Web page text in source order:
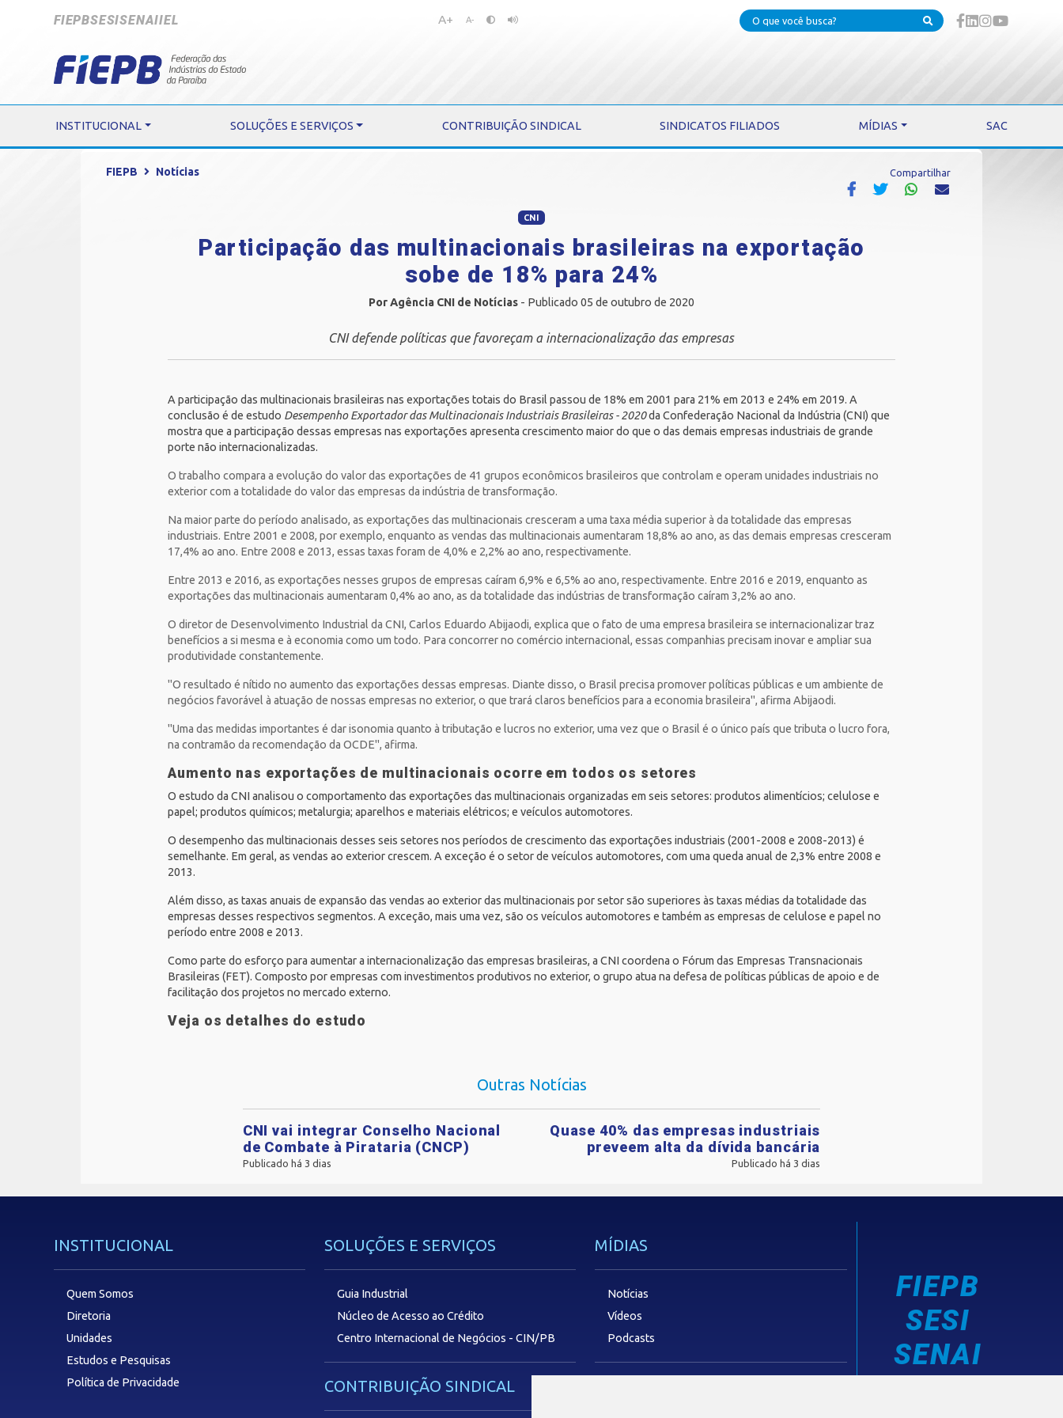
FIEPBSESISENAIIEL
Pular
Pular
A+ A-
INSTITUCIONAL SOLUÇÕES E SERVIÇOS CONTRIBUIÇÃO SINDICAL SINDICATOS FILIADOS MÍDIAS SAC
FIEPB Notícias Compartilhar
CNI
Participação das multinacionais brasileiras na exportação
sobe de 18% para 24%
Por Agência CNI de Notícias- Publicado 05 de outubro de 2020
CNI defende políticas que favoreçam a internacionalização das empresas
A participação das multinacionais brasileiras nas exportações totais do Brasil passou de 18% em 2001 para 21% em 2013 e 24% em 2019. A
conclusão é de estudo Desempenho Exportador das Multinacionais Industriais Brasileiras - 2020daConfederação Nacional da Indústria (CNI) que
mostra que a participação dessas empresas nas exportações apresenta crescimento maior do que o das demais empresas industriais de grande
porte não internacionalizadas.
O trabalho compara a evolução do valor das exportações de 41 grupos econômicos brasileiros que controlam e operam unidades industriais no
exterior com a totalidade do valor das empresas da indústria de transformação.
Na maior parte do período analisado, as exportações das multinacionais cresceram a uma taxa média superior à da totalidade das empresas
industriais. Entre 2001 e 2008, por exemplo, enquanto as vendas das multinacionais aumentaram 18,8% ao ano, as das demais empresas cresceram
17,4% ao ano. Entre 2008 e 2013, essas taxas foram de 4,0% e 2,2% ao ano, respectivamente.
Entre 2013 e 2016, as exportações nesses grupos de empresas caíram 6,9% e 6,5% ao ano, respectivamente. Entre 2016 e 2019, enquanto as
exportações das multinacionais aumentaram 0,4% ao ano, as da totalidade das indústrias de transformação caíram 3,2% ao ano.
O diretor de Desenvolvimento Industrial da CNI, Carlos Eduardo Abijaodi, explica que o fato de uma empresa brasileira se internacionalizar traz
benefícios a si mesma e à economia como um todo. Para concorrer no comércio internacional, essas companhias precisam inovar e ampliar sua
produtividade constantemente.
"O resultado é nítido no aumento das exportações dessas empresas. Diante disso, o Brasil precisa promover políticas públicas e um ambiente de
negócios favorável à atuação de nossas empresas no exterior, o que trará claros benefícios para a economia brasileira", afirma Abijaodi.
"Uma das medidas importantes é dar isonomia quanto à tributação e lucros no exterior, uma vez que o Brasil é o único país que tributa o lucro fora,
na contramão da recomendação da OCDE", afirma.
Aumento nas exportações de multinacionais ocorre em todos os setores
O estudo da CNI analisou o comportamento das exportações das multinacionais organizadas em seis setores: produtos alimentícios; celulose e
papel; produtos químicos; metalurgia; aparelhos e materiais elétricos; e veículos automotores.
O desempenho das multinacionais desses seis setores nos períodos de crescimento das exportações industriais (2001-2008 e 2008-2013) é
semelhante. Em geral, as vendas ao exterior crescem. A exceção é o setor de veículos automotores, com uma queda anual de 2,3% entre 2008 e
2013.
Além disso, as taxas anuais de expansão das vendas ao exterior das multinacionais por setor são superiores às taxas médias da totalidade das
empresas desses respectivos segmentos. A exceção, mais uma vez, são os veículos automotores e também as empresas de celulose e papel no
período entre 2008 e 2013.
Como parte do esforço para aumentar a internacionalização das empresas brasileiras, a CNI coordena o Fórum das Empresas Transnacionais
Brasileiras (FET). Composto por empresas com investimentos produtivos no exterior, o grupo atua na defesa de políticas públicas de apoio e de
facilitação dos projetos no mercado externo.
Veja os detalhes do estudo
Outras Notícias
CNI vai integrar Conselho Nacional
de Combate à Pirataria (CNCP)
Publicado há 3 dias
Quase 40% das empresas industriais
preveem alta da dívida bancária
Publicado há 3 dias
INSTITUCIONAL
Quem Somos
Diretoria
Unidades
Estudos e Pesquisas
Política de Privacidade
SOLUÇÕES E SERVIÇOS
Guia Industrial
Núcleo de Acesso ao Crédito
Centro Internacional de Negócios - CIN/PB
CONTRIBUIÇÃO SINDICAL
MÍDIAS
Notícias
Vídeos
Podcasts
FIEPB
SESI
SENAI